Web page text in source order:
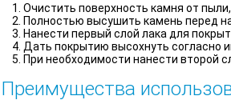
Очистить поверхность камня от
Полностью высушить камень перед
Нанести первый слой лака для
Дать покрытию высохнуть согласно
При необходимости нанести второй
Преимущества